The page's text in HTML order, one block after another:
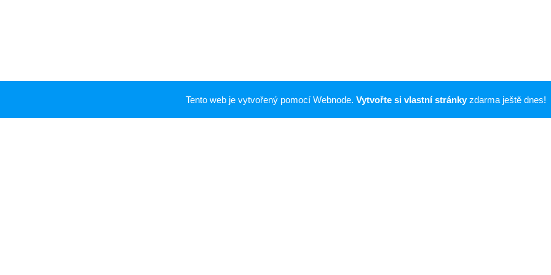
Tento web je vytvořený pomocí Webnode. Vytvořte si vlastní stránkyzdarma ještě dnes!